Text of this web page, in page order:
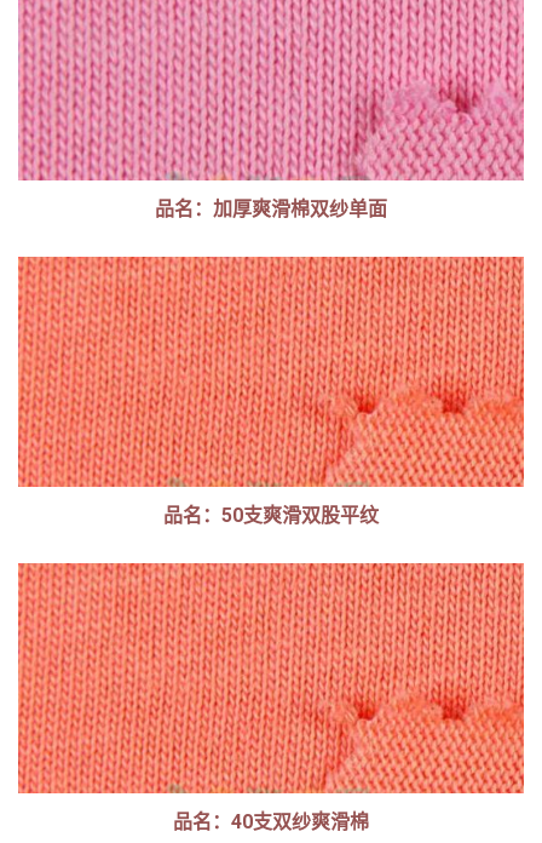
品名：加厚爽滑棉双纱单面
品名：50支爽滑双股平纹
品名：40支双纱爽滑棉